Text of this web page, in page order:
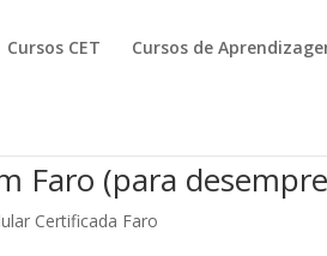
Cursos CET Cursos de
Faro (para
Certificada Faro